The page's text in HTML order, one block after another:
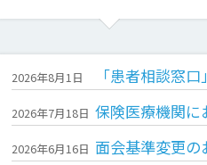
2026年8月1日 「患者相談窓
2026年7月18日 保険医療機関に
2026年6月16日 面会基準変更の